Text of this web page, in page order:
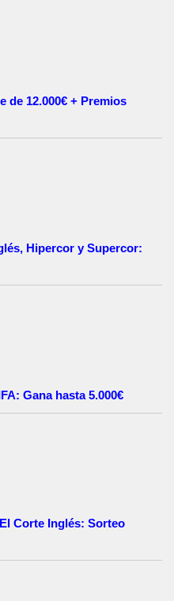
de 12.000€ + Premios
Hipercor y Supercor:
Gana hasta 5.000€
Corte Inglés: Sorteo